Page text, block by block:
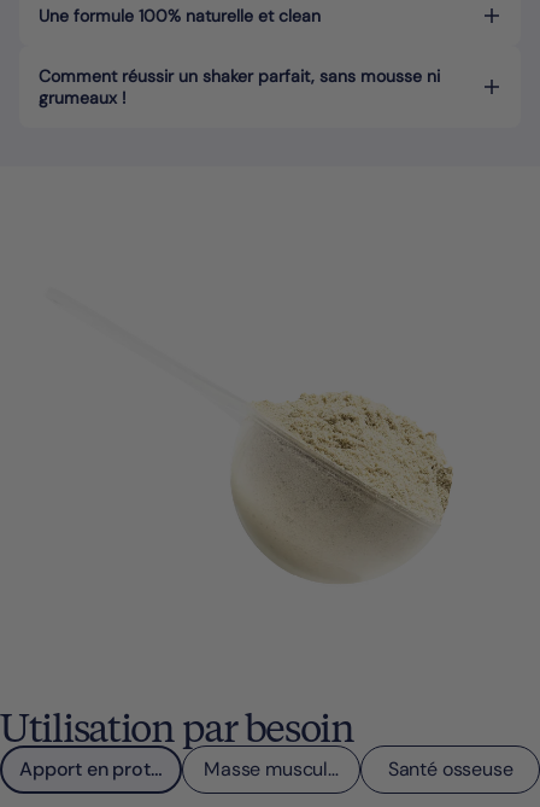
Une formule 100% naturelle et clean
Comment réussir un shaker parfait, sans mousse ni
grumeaux !
Utilisation par besoin
Apport en protéines Masse musculaire Santé osseuse